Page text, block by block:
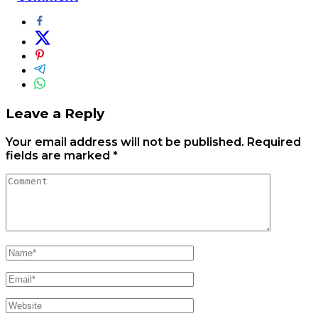
Leave a Reply
Your email address will not be published. Required
fields are marked *